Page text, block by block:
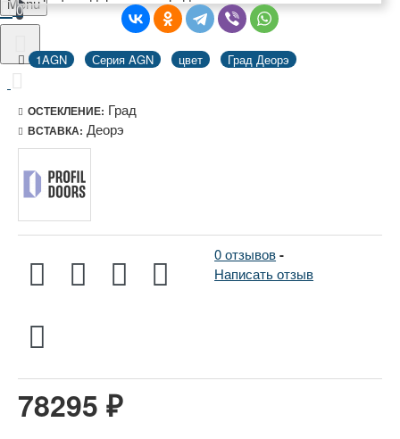
0
1AGN Серия AGN цвет Град Деорэ
ОСТЕКЛЕНИЕ: Град
ВСТАВКА: Деорэ
0 отзывов-
Написать отзыв
78295 ₽